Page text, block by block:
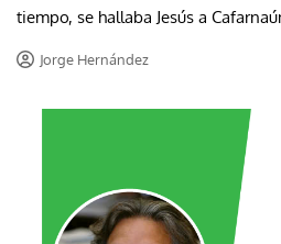
tiempo, se hallaba Jesús a
Jorge Hernández